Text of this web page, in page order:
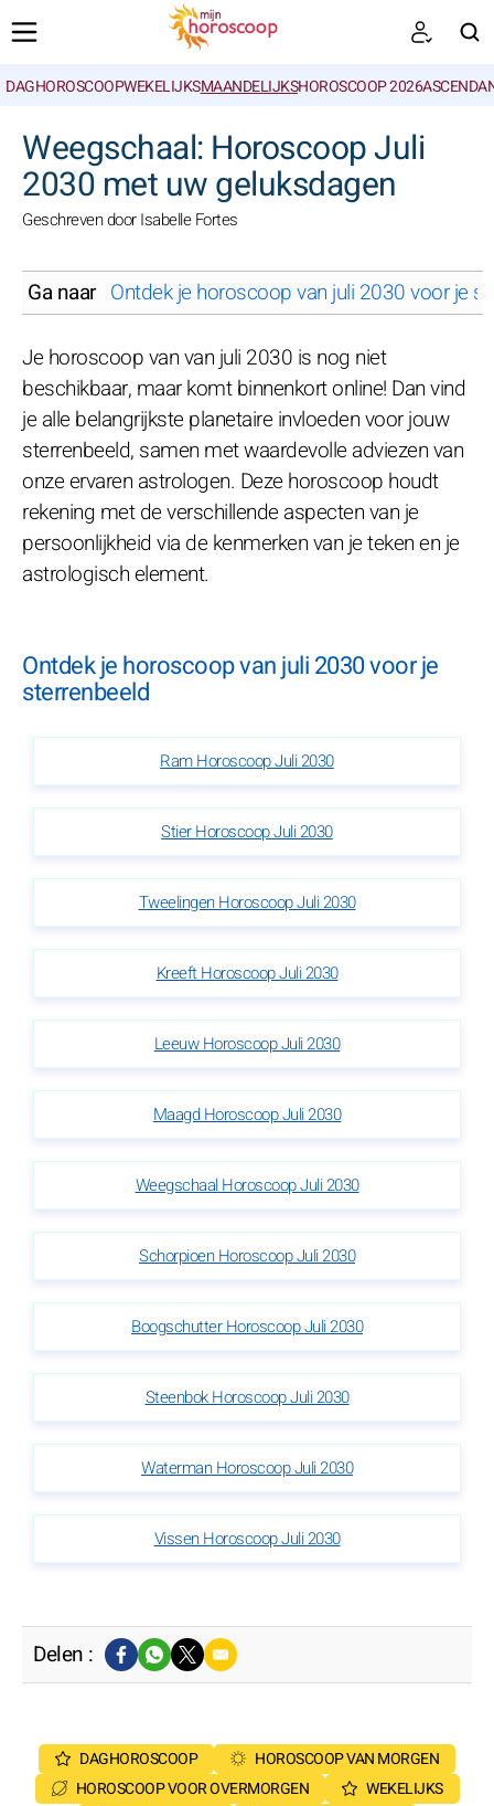
DAGHOROSCOOPWEKELIJKSMAANDELIJKSHOROSCOOP 2026
Weegschaal: Horoscoop Juli
2030 met uw geluksdagen
Geschreven door Isabelle Fortes
Ga naar Ontdek je horoscoop van juli 2030 voor je
Je horoscoop van van juli 2030 is nog niet
beschikbaar, maar komt binnenkort online! Dan vind
je alle belangrijkste planetaire invloeden voor jouw
sterrenbeeld, samen met waardevolle adviezen van
onze ervaren astrologen. Deze horoscoop houdt
rekening met de verschillende aspecten van je
persoonlijkheid via de kenmerken van je teken en je
astrologisch element.
Ontdek je horoscoop van juli 2030 voor je
sterrenbeeld
Ram Horoscoop Juli 2030
Stier Horoscoop Juli 2030
Tweelingen Horoscoop Juli 2030
Kreeft Horoscoop Juli 2030
Leeuw Horoscoop Juli 2030
Maagd Horoscoop Juli 2030
Weegschaal Horoscoop Juli 2030
Schorpioen Horoscoop Juli 2030
Boogschutter Horoscoop Juli 2030
Steenbok Horoscoop Juli 2030
Waterman Horoscoop Juli 2030
Vissen Horoscoop Juli 2030
Delen :
DAGHOROSCOOP
HOROSCOOP VAN MORGEN
HOROSCOOP VOOR OVERMORGEN
WEKELIJKS